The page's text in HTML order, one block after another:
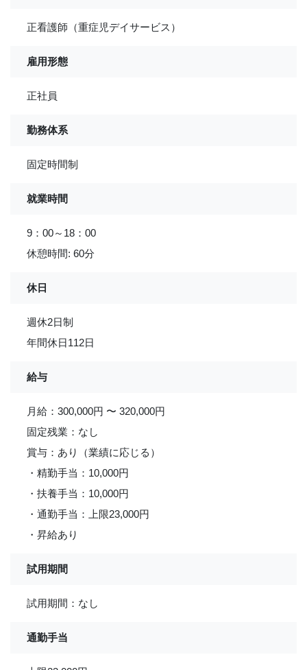
正看護師（重症児デイサービス）
雇用形態
正社員
勤務体系
固定時間制
就業時間
9：00～18：00
休憩時間: 60分
休日
週休2日制
年間休日112日
給与
月給：300,000円 〜 320,000円
固定残業：なし
賞与：あり（業績に応じる）
・精勤手当：10,000円
・扶養手当：10,000円
・通勤手当：上限23,000円
・昇給あり
試用期間
試用期間：なし
通勤手当